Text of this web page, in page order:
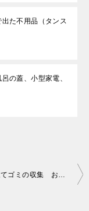
出た不用品（タンス
の蓋、小型家電、
宇和島市にてゴミの収集 お客様の声